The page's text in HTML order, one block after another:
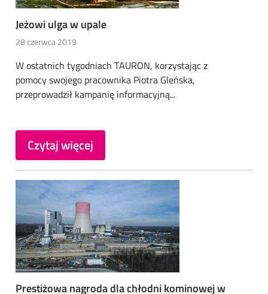
Jeżowi ulga w upale
28 czerwca 2019
W ostatnich tygodniach TAURON, korzystając z
pomocy swojego pracownika Piotra Gleńska,
przeprowadził kampanię informacyjną...
Czytaj więcej
Prestiżowa nagroda dla chłodni kominowej w